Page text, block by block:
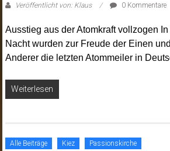
Veröffentlicht von: Klaus 0 Kommentare
Ausstieg aus der Atomkraft vollzogen
Nacht wurden zur Freude der Einen
Anderer die letzten Atommeiler in
Weiterlesen
Alle Beiträge Kiez Passionskirche